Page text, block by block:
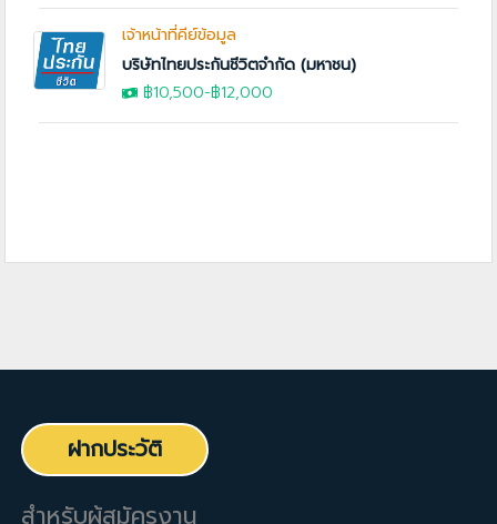
เจ้าหน้าที่คีย์ข้อมูล
บริษัทไทยประกันชีวิตจำกัด (มหาชน)
฿10,500-฿12,000
ฝากประวัติ
สำหรับผู้สมัครงาน